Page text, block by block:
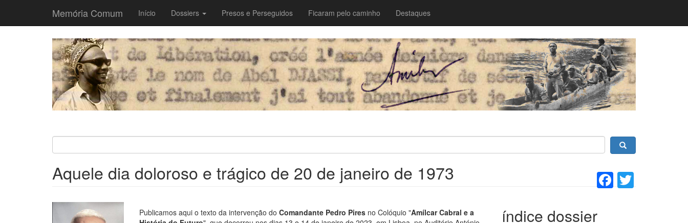
Memória Comum
Main
navigation
Início Dossiers Presos e Perseguidos Ficaram pelo caminho Destaques
Facebook
Aquele dia doloroso e trágico de 20 de janeiro de 1973
Publicamos aqui o texto da intervenção do Comandante Pedro Piresno Colóquio "Amílcar Cabral e a
índice dossier